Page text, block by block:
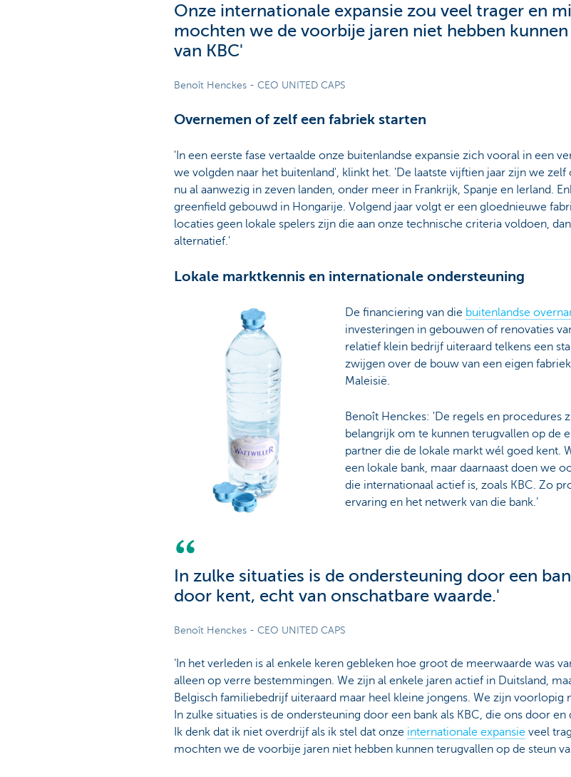
Onze internationale expansie zou veel trager en
mochten we de voorbije jaren niet hebben
van KBC'
Benoît Henckes - CEO UNITED CAPS
Overnemen of zelf een fabriek starten
'In een eerste fase vertaalde onze buitenlandse expansie zich vooral in een
we volgden naar het buitenland', klinkt het. 'De laatste vijftien jaar zijn we
nu al aanwezig in zeven landen, onder meer in Frankrijk, Spanje en Ierland.
greenfield gebouwd in Hongarije. Volgend jaar volgt er een gloednieuwe
locaties geen lokale spelers zijn die aan onze technische criteria voldoen,
alternatief.'
Lokale marktkennis en internationale ondersteuning
De financiering van die buitenlandse
investeringen in gebouwen of renovaties
relatief klein bedrijf uiteraard telkens een
zwijgen over de bouw van een eigen
Maleisië.
Benoît Henckes: 'De regels en procedures
belangrijk om te kunnen terugvallen op de
partner die de lokale markt wél goed kent.
een lokale bank, maar daarnaast doen we
die internationaal actief is, zoals KBC. Zo
ervaring en het netwerk van die bank.’
In zulke situaties is de ondersteuning door een
door kent, echt van onschatbare waarde.'
Benoît Henckes - CEO UNITED CAPS
‘In het verleden is al enkele keren gebleken hoe groot de meerwaarde was
alleen op verre bestemmingen. We zijn al enkele jaren actief in Duitsland,
Belgisch familiebedrijf uiteraard maar heel kleine jongens. We zijn voorlopig
In zulke situaties is de ondersteuning door een bank als KBC, die ons door
Ik denk dat ik niet overdrijf als ik stel dat onze internationale expansie veel
mochten we de voorbije jaren niet hebben kunnen terugvallen op de steun